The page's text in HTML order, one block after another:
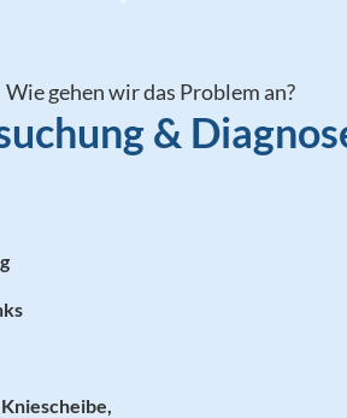
gehen wir das Problem an?
&